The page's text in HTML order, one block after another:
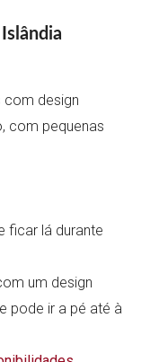
com design
com pequenas
ficar lá durante
um design
pode ir a pé até à